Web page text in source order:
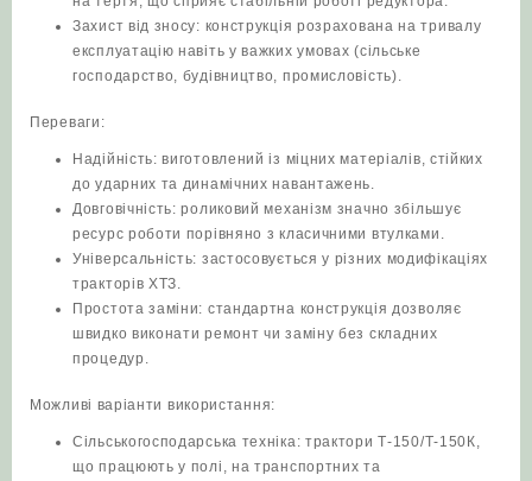
Захист від зносу: конструкція розрахована на тривалу
експлуатацію навіть у важких умовах (сільське
господарство, будівництво, промисловість).
Переваги:
Надійність: виготовлений із міцних матеріалів, стійких
до ударних та динамічних навантажень.
Довговічність: роликовий механізм значно збільшує
ресурс роботи порівняно з класичними втулками.
Універсальність: застосовується у різних модифікаціях
тракторів ХТЗ.
Простота заміни: стандартна конструкція дозволяє
швидко виконати ремонт чи заміну без складних
процедур.
Можливі варіанти використання:
Сільськогосподарська техніка: трактори Т-150/Т-150К,
що працюють у полі, на транспортних та